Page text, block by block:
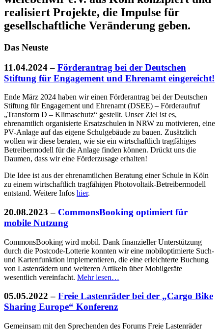
realisiert Projekte, die Impulse für
gesellschaftliche Veränderung geben.
Das Neuste
11.04.2024– Förderantrag bei der Deutschen
Stiftung für Engagement und Ehrenamt eingereicht!
Ende März 2024 haben wir einen Förderantrag bei der Deutschen
Stiftung für Engagement und Ehrenamt (DSEE) – Förderaufruf
„Transform D – Klimaschutz“ gestellt. Unser Ziel ist es,
ehrenamtlich organisierte Ersatzschulen in NRW zu motivieren, eine
PV-Anlage auf das eigene Schulgebäude zu bauen. Zusätzlich
wollen wir diese beraten, wie sie ein wirtschaftlich tragfähiges
Betreibermodell für die Anlage finden können. Drückt uns die
Daumen, dass wir eine Förderzusage erhalten!
Die Idee ist aus der ehrenamtlichen Beratung einer Schule in Köln
zu einem wirtschaftlich tragfähigen Photovoltaik-Betreibermodell
entstand. Weitere Infos hier.
20.08.2023 – CommonsBooking optimiert für
mobile Nutzung
CommonsBooking wird mobil. Dank finanzieller Unterstützung
durch die Postcode-Lotterie konnten wir eine mobiloptimierte Such-
und Kartenfunktion implementieren, die eine erleichterte Buchung
von Lastenrädern und weiteren Artikeln über Mobilgeräte
wesentlich vereinfacht. Mehr lesen…
05.05.2022 – Freie Lastenräder bei der „Cargo Bike
Sharing Europe“ Konferenz
Gemeinsam mit den Sprechenden des Forums Freie Lastenräder